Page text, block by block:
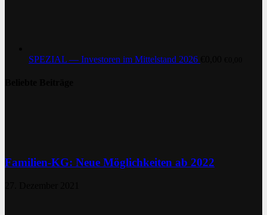
SPEZIAL — Investoren im Mittelstand 2026
Familien-KG: Neue Möglichkeiten ab 2022